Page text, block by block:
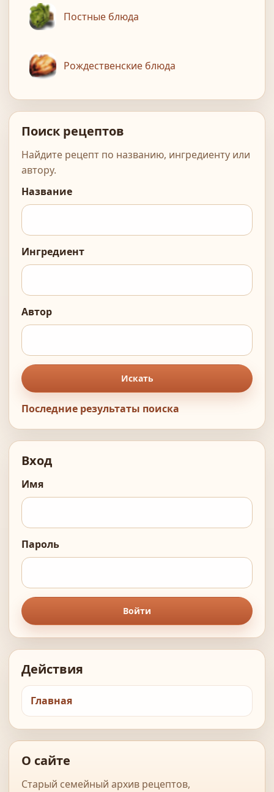
Постные блюда
Рождественские блюда
Поиск рецептов
Найдите рецепт по названию, ингредиенту или
автору.
Название
Ингредиент
Автор
Искать
Последние результаты поиска
Вход
Имя
Пароль
Войти
Действия
Главная
О сайте
Старый семейный архив рецептов,